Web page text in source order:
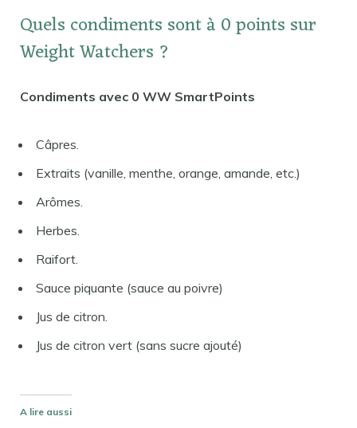
Quels condiments sont à 0 points sur
Weight Watchers ?
Condiments avec 0 WW SmartPoints
Câpres.
Extraits (vanille, menthe, orange, amande, etc.)
Arômes.
Herbes.
Raifort.
Sauce piquante (sauce au poivre)
Jus de citron.
Jus de citron vert (sans sucre ajouté)
A lire aussi